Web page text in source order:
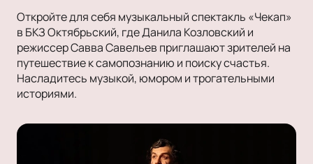
Откройте для себя музыкальный спектакль «Чекап»
в БКЗ Октябрьский, где Данила Козловский и
режиссер Савва Савельев приглашают зрителей на
путешествие к самопознанию и поиску счастья.
Насладитесь музыкой, юмором и трогательными
историями.